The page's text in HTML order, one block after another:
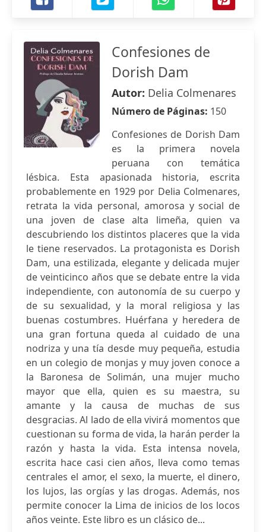
Confesiones de
Dorish Dam
Autor: Delia Colmenares
Número de Páginas: 150
Confesiones de Dorish Dam
es la primera novela
peruana con temática
lésbica. Esta apasionada historia, escrita
probablemente en 1929 por Delia Colmenares,
retrata la vida personal, amorosa y social de
una joven de clase alta limeña, quien va
descubriendo los distintos placeres que la vida
le tiene reservados. La protagonista es Dorish
Dam, una estilizada, elegante y delicada mujer
de veinticinco años que se debate entre la vida
independiente, con autonomía de su cuerpo y
de su sexualidad, y la moral religiosa y las
buenas costumbres. Huérfana y heredera de
una gran fortuna queda al cuidado de una
nodriza y una tía desde muy pequeña, estudia
en un colegio de monjas y muy joven conoce a
la Baronesa de Solimán, una mujer mucho
mayor que ella, quien es su maestra, su
amante y la causa de muchas de sus
desgracias. Al lado de ella vivirá momentos que
cuestionan su forma de vida, la harán perder la
razón y hasta la vida. Esta intensa novela,
escrita hace casi cien años, lleva como temas
centrales el amor, el sexo, la muerte, el dinero,
los lujos, las orgías y las drogas. Además, nos
permite conocer la Lima de inicios de los locos
años veinte. Este libro es un clásico de...